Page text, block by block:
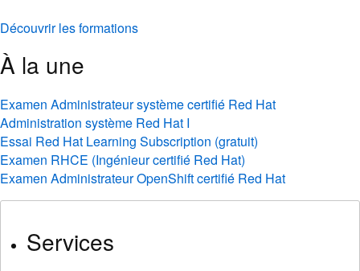
Découvrir les formations
À la une
Examen Administrateur système certifié Red Hat
Administration système Red Hat I
Essai Red Hat Learning Subscription (gratuit)
Examen RHCE (Ingénieur certifié Red Hat)
Examen Administrateur OpenShift certifié Red Hat
Services